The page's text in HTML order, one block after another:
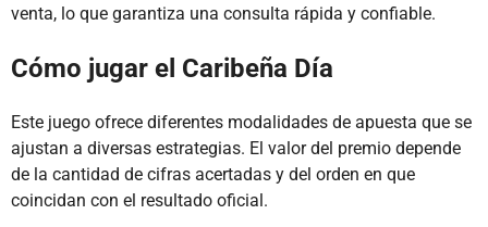
venta, lo que garantiza una consulta rápida y confiable.
Cómo jugar el Caribeña Día
Este juego ofrece diferentes modalidades de apuesta que se
ajustan a diversas estrategias. El valor del premio depende
de la cantidad de cifras acertadas y del orden en que
coincidan con el resultado oficial.